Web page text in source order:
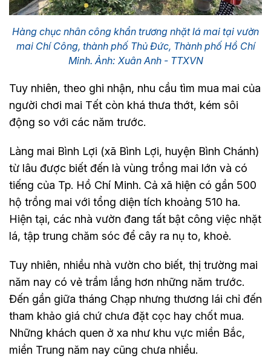
Hàng chục nhân công khẩn trương nhặt lá mai tại vườn
mai Chí Công, thành phố Thủ Đức, Thành phố Hồ Chí
Minh. Ảnh: Xuân Anh - TTXVN
Tuy nhiên, theo ghi nhận, nhu cầu tìm mua mai của
người chơi mai Tết còn khá thưa thớt, kém sôi
động so với các năm trước.
Làng mai Bình Lợi (xã Bình Lợi, huyện Bình Chánh)
từ lâu được biết đến là vùng trồng mai lớn và có
tiếng của Tp. Hồ Chí Minh. Cả xã hiện có gần 500
hộ trồng mai với tổng diện tích khoảng 510 ha.
Hiện tại, các nhà vườn đang tất bật công việc nhặt
lá, tập trung chăm sóc để cây ra nụ to, khoẻ.
Tuy nhiên, nhiều nhà vườn cho biết, thị trường mai
năm nay có vẻ trầm lắng hơn những năm trước.
Đến gần giữa tháng Chạp nhưng thương lái chỉ đến
tham khảo giá chứ chưa đặt cọc hay chốt mua.
Những khách quen ở xa như khu vực miền Bắc,
miền Trung năm nay cũng chưa nhiều.